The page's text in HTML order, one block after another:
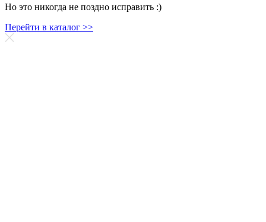
Но это никогда не поздно исправить :)
Перейти в каталог >>